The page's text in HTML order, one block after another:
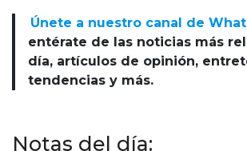
Únete a nuestro canal de
entérate de las noticias más
día, artículos de opinión,
tendencias y más.
Notas del día: